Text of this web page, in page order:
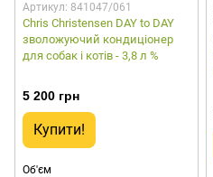
Артикул: 841047/061
Chris Christensen DAY to DAY
зволожуючий кондиціонер
для собак і котів - 3,8 л %
5 200 грн
Купити!
Об'єм